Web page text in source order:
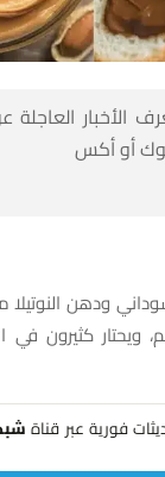
العاجلة
أو أكس
ودهن النوتيلا
ويحتار كثيرون في
فورية عبر قناة